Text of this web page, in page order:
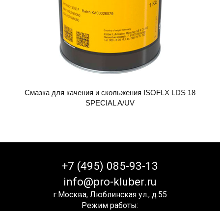
Смазка для качения и скольжения ISOFLX LDS 18
SPECIAL A/UV
+7 (495) 085-93-13
info@pro-kluber.ru
г.Москва, Люблинская ул., д.55
Режим работы: